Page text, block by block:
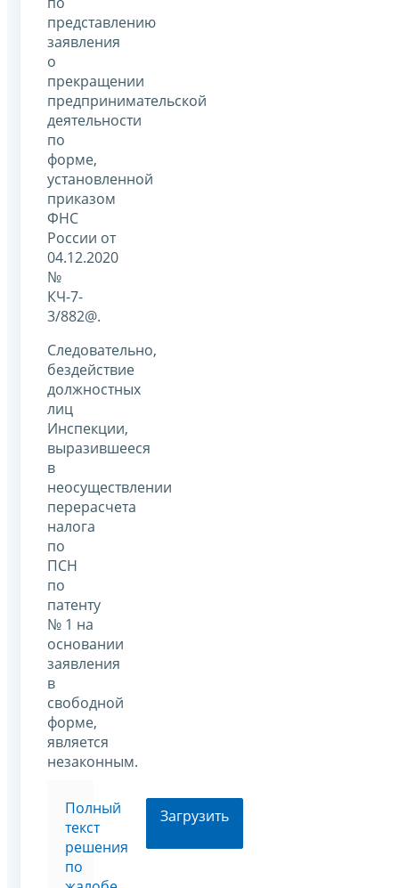
представлению
заявления
о
прекращении
предпринимательской
деятельности
по
форме,
установленной
приказом
ФНС
России от
04.12.2020
№
КЧ-7-
3/882@.
Следовательно,
бездействие
должностных
лиц
Инспекции,
выразившееся
в
неосуществлении
перерасчета
налога
по
ПСН
по
патенту
№ 1 на
основании
заявления
в
свободной
форме,
является
незаконным.
Полный
текст
решения
по
Загрузить